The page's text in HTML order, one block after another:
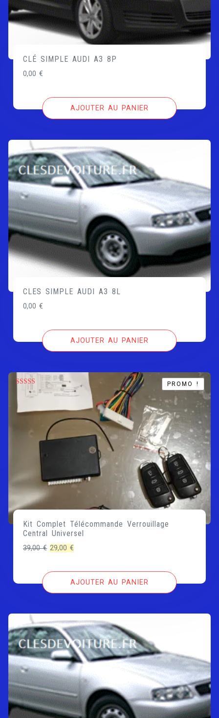
CLÉ SIMPLE AUDI A3 8P
0,00€
AJOUTER AU PANIER
CLES SIMPLE AUDI A3 8L
0,00€
AJOUTER AU PANIER
Note 5.00
PROMO !
PROMO !
Kit Complet Télécommande Verrouillage
Central Universel
39,00€ Le
initial
29,00€
actuel
est :
AJOUTER AU PANIER